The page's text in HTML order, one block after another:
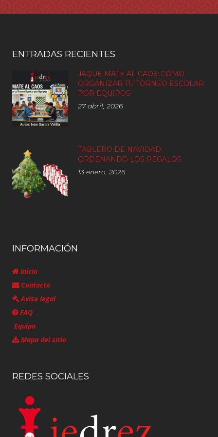
ENTRADAS RECIENTES
JAQUE MATE AL CAOS: CÓMO
ORGANIZAR TU TORNEO ESCOLAR
POR EQUIPOS
27 abril, 2026
TABLERO DE NAVIDAD:
ORDENANDO LOS REGALOS
13 enero, 2026
INFORMACIÓN
Inicio
Contacto
Aviso legal
FAQ
Equipo
Mapa del sitio
REDES SOCIALES